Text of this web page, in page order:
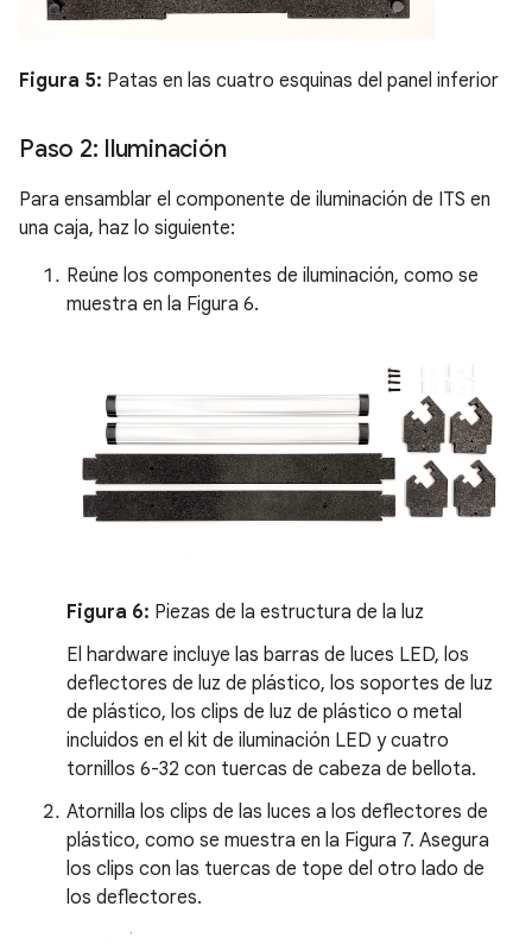
Figura 5: Patas en las cuatro esquinas del panel inferior
Paso 2: Iluminación
Para ensamblar el componente de iluminación de ITS en
una caja, haz lo siguiente:
Reúne los componentes de iluminación, como se
muestra en la Figura 6.
Figura 6: Piezas de la estructura de la luz
El hardware incluye las barras de luces LED, los
deflectores de luz de plástico, los soportes de luz
de plástico, los clips de luz de plástico o metal
incluidos en el kit de iluminación LED y cuatro
tornillos 6-32 con tuercas de cabeza de bellota.
Atornilla los clips de las luces a los deflectores de
plástico, como se muestra en la Figura 7. Asegura
los clips con las tuercas de tope del otro lado de
los deflectores.